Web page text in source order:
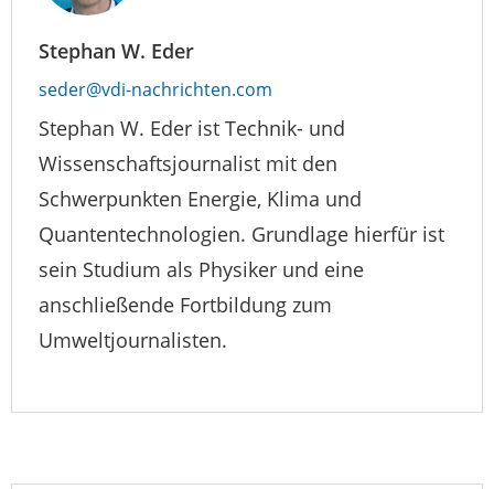
Stephan W. Eder
seder@vdi-nachrichten.com
Stephan W. Eder ist Technik- und
Wissenschaftsjournalist mit den
Schwerpunkten Energie, Klima und
Quantentechnologien. Grundlage hierfür ist
sein Studium als Physiker und eine
anschließende Fortbildung zum
Umweltjournalisten.